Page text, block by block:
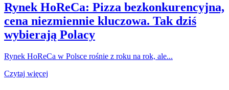
Rynek HoReCa: Pizza bezkonkurencyjna,
cena niezmiennie kluczowa. Tak dziś
wybierają Polacy
Rynek HoReCa w Polsce rośnie z roku na rok, ale...
Czytaj więcej